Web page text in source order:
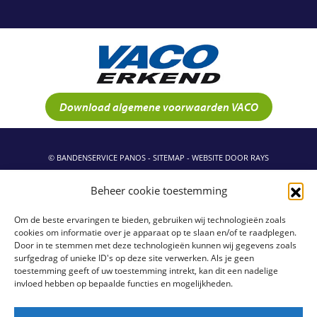
Beheer cookie toestemming
Om de beste ervaringen te bieden, gebruiken wij technologieën zoals
cookies om informatie over je apparaat op te slaan en/of te raadplegen.
Door in te stemmen met deze technologieën kunnen wij gegevens zoals
surfgedrag of unieke ID's op deze site verwerken. Als je geen
toestemming geeft of uw toestemming intrekt, kan dit een nadelige
invloed hebben op bepaalde functies en mogelijkheden.
Download algemene voorwaarden VACO
© BANDENSERVICE PANOS - SITEMAP - WEBSITE DOOR RAYS